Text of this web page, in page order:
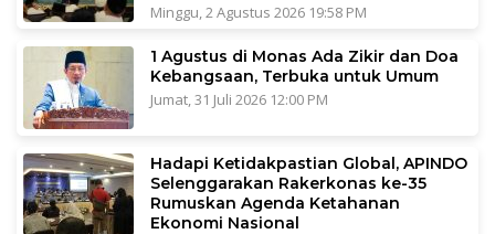
Minggu, 2 Agustus 2026 19:58 PM
1 Agustus di Monas Ada Zikir dan Doa
Kebangsaan, Terbuka untuk Umum
Jumat, 31 Juli 2026 12:00 PM
Hadapi Ketidakpastian Global, APINDO
Selenggarakan Rakerkonas ke-35
Rumuskan Agenda Ketahanan
Ekonomi Nasional